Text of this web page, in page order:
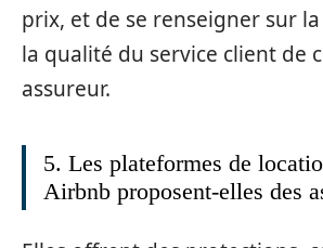
prix, et de se renseigner sur
la qualité du service client de
assureur.
5. Les plateformes de
Airbnb proposent-elles des